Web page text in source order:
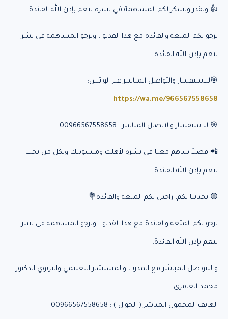
👍 ونقدر ونشكر لكم المساهمة في نشره لتعم بإذن الله الفائدة
نرجو لكم المتعة والفائدة مع هذا الفديو ، ونرجو المساهمة في نشر
لتعم بإذن الله الفائدة.
🎯للاستفسار والتواصل المباشر عبر الواتس:
https://wa.me/966567558658
🎯 للاستفسار والاتصال المباشر : 00966567558658
📲 فضلاً ساهم معنا في نشره لأهلك ومنسوبيك ولكل من تحب
لتعم بإذن الله الفائدة
🟡 تحياتنا لكم، راجين لكم المتعة والفائدة💐
نرجو لكم المتعة والفائدة مع هذا الفديو ، ونرجو المساهمة في نشر
لتعم بإذن الله الفائدة.
و للتواصل المباشر مع المدرب والمستشار التعليمي والتربوي الدكتور
محمد العامري :
الهاتف المحمول المباشر ( الجوال ) : 00966567558658